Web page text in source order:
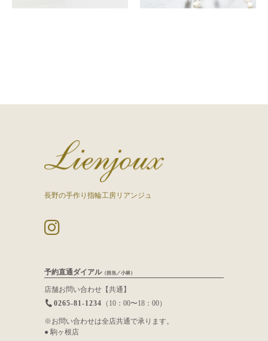
長野の手作り指輪工房リアンジュ
予約直通ダイアル（担当／小林）
店舗お問い合わせ【共通】
0265-81-1234 （10：00〜18：00）
※お問い合わせは全店共通で承ります。
● 駒ヶ根店